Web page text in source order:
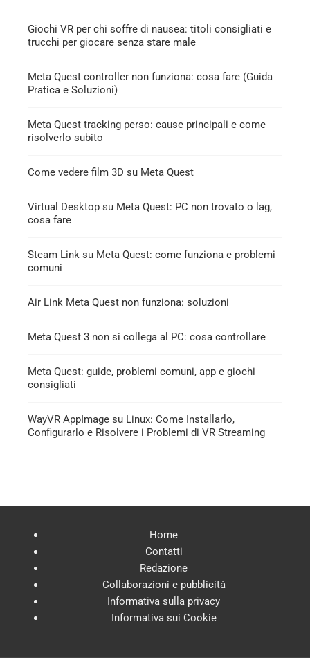
Giochi VR per chi soffre di nausea: titoli consigliati e
trucchi per giocare senza stare male
Meta Quest controller non funziona: cosa fare (Guida
Pratica e Soluzioni)
Meta Quest tracking perso: cause principali e come
risolverlo subito
Come vedere film 3D su Meta Quest
Virtual Desktop su Meta Quest: PC non trovato o lag,
cosa fare
Steam Link su Meta Quest: come funziona e problemi
comuni
Air Link Meta Quest non funziona: soluzioni
Meta Quest 3 non si collega al PC: cosa controllare
Meta Quest: guide, problemi comuni, app e giochi
consigliati
WayVR AppImage su Linux: Come Installarlo,
Configurarlo e Risolvere i Problemi di VR Streaming
Home
Contatti
Redazione
Collaborazioni e pubblicità
Informativa sulla privacy
Informativa sui Cookie